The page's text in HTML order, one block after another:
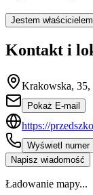
Jestem właścicielem
Kontakt i
Krakowska, 35,
Pokaż E-mail
https://
Wyświetl numer
Napisz wiadomość
Ładowanie mapy...